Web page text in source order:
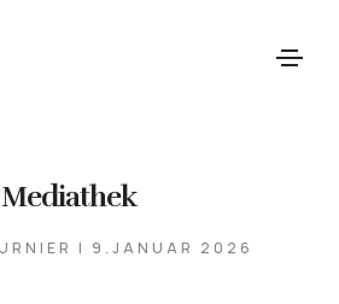
Mediathek
| 9.JANUAR 2026